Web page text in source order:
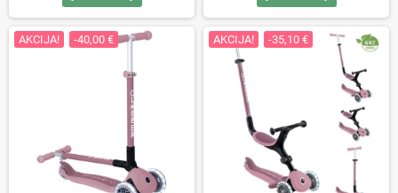
AKCIJA! -40,00 € AKCIJA! -35,10 €